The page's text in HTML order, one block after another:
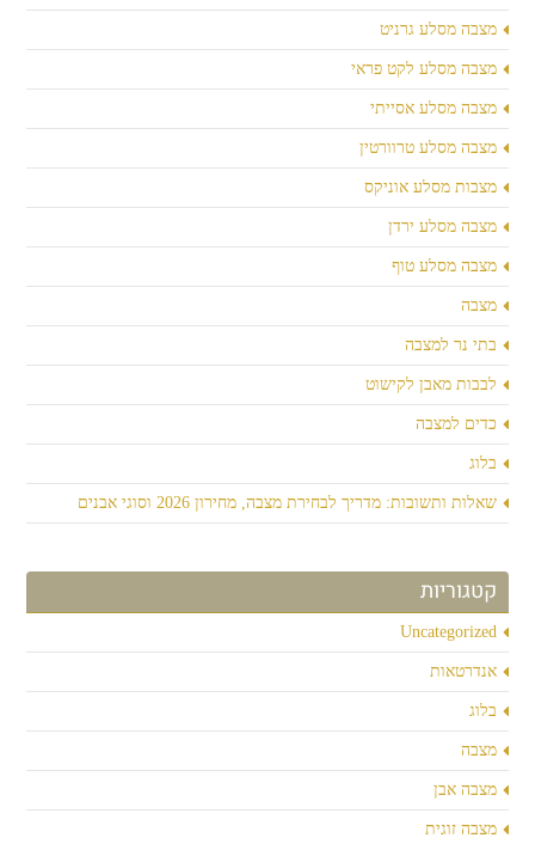
מצבה מסלע גרניט
מצבה מסלע לקט פראי
מצבה מסלע אסייתי
מצבה מסלע טרוורטין
מצבות מסלע אוניקס
מצבה מסלע ירדן
מצבה מסלע טוף
מצבה
בתי נר למצבה
לבבות מאבן לקישוט
כדים למצבה
בלוג
שאלות ותשובות: מדריך לבחירת מצבה, מחירון 2026 וסוגי אבנים
קטגוריות
Uncategorized
אנדרטאות
בלוג
מצבה
מצבה אבן
מצבה זוגית